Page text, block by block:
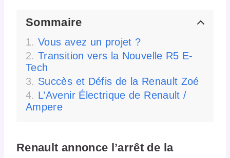
Sommaire
Vous avez un projet ?
Transition vers la Nouvelle R5 E-
Tech
Succès et Défis de la Renault Zoé
L’Avenir Électrique de Renault /
Ampere
Renault annonce l’arrêt de la